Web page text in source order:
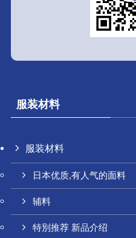
服装材料
服装材料
日本优质,有人气的面料
辅料
特別推荐 新品介绍